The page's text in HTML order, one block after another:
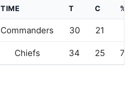
TIME T C %
Commanders 30 21
Chiefs 34 25